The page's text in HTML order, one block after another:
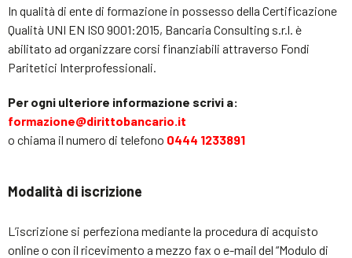
In qualità di ente di formazione in possesso della Certificazione
Qualità UNI EN ISO 9001:2015, Bancaria Consulting s.r.l. è
abilitato ad organizzare corsi finanziabili attraverso Fondi
Paritetici Interprofessionali.
Per ogni ulteriore informazione scrivi a:
formazione@dirittobancario.it
o chiama il numero di telefono 0444 1233891
Modalità di iscrizione
L’iscrizione si perfeziona mediante la procedura di acquisto
online o con il ricevimento a mezzo fax o e-mail del “Modulo di